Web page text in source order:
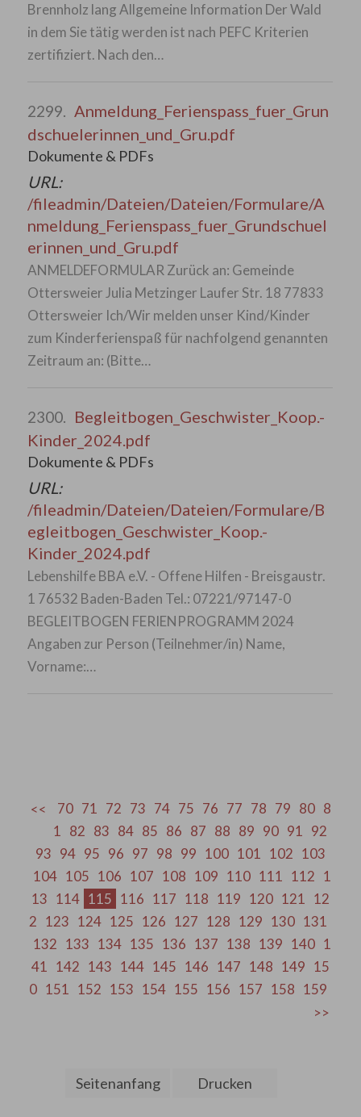
Brennholz lang Allgemeine Information Der Wald
in dem Sie tätig werden ist nach PEFC Kriterien
zertifiziert. Nach den…
2299. Anmeldung_Ferienspass_fuer_Grun
dschuelerinnen_und_Gru.pdf
Dokumente & PDFs
URL:
/fileadmin/Dateien/Dateien/Formulare/A
nmeldung_Ferienspass_fuer_Grundschuel
erinnen_und_Gru.pdf
ANMELDEFORMULAR Zurück an: Gemeinde
Ottersweier Julia Metzinger Laufer Str. 18 77833
Ottersweier Ich/Wir melden unser Kind/Kinder
zum Kinderferienspaß für nachfolgend genannten
Zeitraum an: (Bitte…
2300. Begleitbogen_Geschwister_Koop.-
Kinder_2024.pdf
Dokumente & PDFs
URL:
/fileadmin/Dateien/Dateien/Formulare/B
egleitbogen_Geschwister_Koop.-
Kinder_2024.pdf
Lebenshilfe BBA e.V. - Offene Hilfen - Breisgaustr.
1 76532 Baden-Baden Tel.: 07221/97147-0
BEGLEITBOGEN FERIENPROGRAMM 2024
Angaben zur Person (Teilnehmer/in) Name,
Vorname:…
70 71 72 73 74 75 76 77 78 79 80 8
1
82 83 84 85 86 87 88 89 90 91
92
93 94 95 96 97 98 99 100 101 102 103
104 105 106 107 108 109 110 111 112 1
13 114 115 116 117 118 119 120 121
12
2 123 124 125 126 127 128 129 130 131
132 133 134 135 136 137 138 139 140 1
41
142 143 144 145 146 147 148 149 15
0 151 152 153 154 155 156 157 158 159
Seitenanfang Drucken